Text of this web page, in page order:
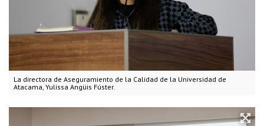
La directora de Aseguramiento de la Calidad de la Universidad de
Atacama, Yulissa Angüis Fúster.